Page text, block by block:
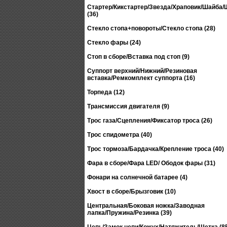
Стартер/Кикстартер/Звезда/Храповик/
(36)
Стекло стопа+повороты/Стекло стопа (28)
Стекло фары (24)
Стоп в сборе/Вставка под стоп (9)
Суппорт верхний/Нижний/Резиновая
вставка/Ремкомплект суппорта (16)
Торпеда (12)
Трансмиссия двигателя (9)
Трос газа/Сцепления/Фиксатор троса (26)
Трос спидометра (40)
Трос тормоза/Бардачка/Крепление троса (40)
Фара в сборе/Фара LED/ Ободок фары (31)
Фонари на солнечной батарее (4)
Хвост в сборе/Брызговик (10)
Центральная/Боковая ножка/Заводная
лапка/Пружина/Резинка (39)